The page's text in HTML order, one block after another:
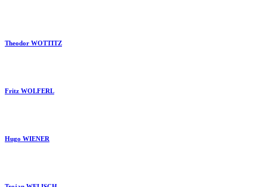
Theodor WOTTITZ
Fritz WOLFERL
Hugo WIENER